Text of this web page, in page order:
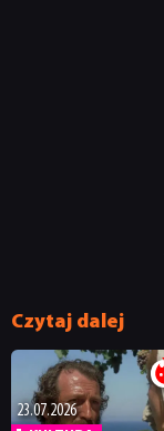
Czytaj dalej
23.07.2026